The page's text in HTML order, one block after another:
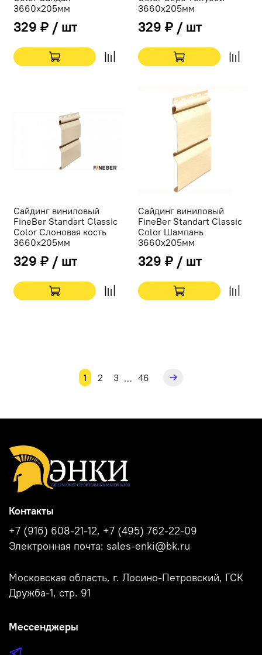
3660х205мм
329 ₽ / шт
3660х205мм
329 ₽ / шт
Сайдинг виниловый
FineBer Standart Classic
Color Слоновая кость
3660х205мм
329 ₽ / шт
Сайдинг виниловый
FineBer Standart Classic
Color Шампань
3660х205мм
329 ₽ / шт
1 2 3 … 46
Контакты
+7 (916) 608-21-12, +7 (495) 762-22-09
Электронная почта: sales-enki@bk.ru
Московская область, г. Лосино-Петровский, ГСК
Дружба-1, стр. 91
Мессенджеры